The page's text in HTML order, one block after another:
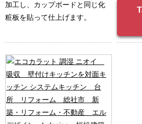
加工し、カップボードと同じ化
粧板を貼って仕上げます。